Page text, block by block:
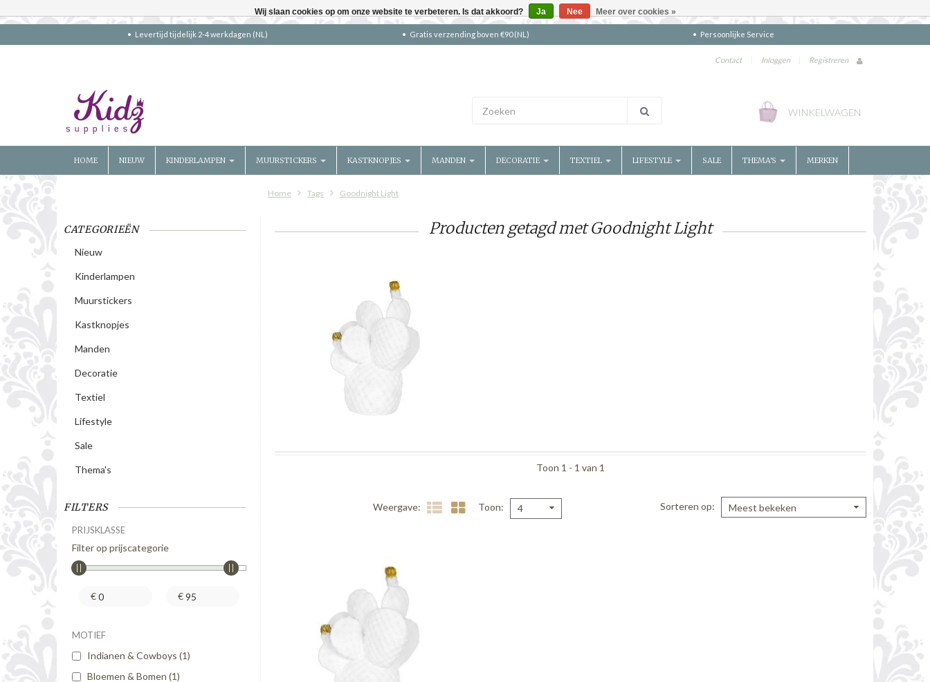
Levertijd tijdelijk 2-4 werkdagen (NL) Gratis verzending boven €90 (NL) Persoonlijke Service
Contact | Inloggen | Registreren
WINKELWAGEN
HOME NIEUW KINDERLAMPEN MUURSTICKERS KASTKNOPJES MANDEN DECORATIE TEXTIEL LIFESTYLE SALE THEMA'S MERKEN
Home Tags Goodnight Light
CATEGORIEËN
Nieuw
Kinderlampen
Muurstickers
Kastknopjes
Manden
Decoratie
Textiel
Lifestyle
Sale
Thema's
FILTERS
PRIJSKLASSE
Filter op prijscategorie
€ €
MOTIEF
Indianen & Cowboys (1)
Bloemen & Bomen (1)
Producten getagd met Goodnight Light
Toon 1 - 1 van 1
Weergave Toon 4 Sorteren op Meest bekeken
Wij slaan cookies op om onze website te verbeteren. Is dat akkoord? Ja Nee Meer over cookies »